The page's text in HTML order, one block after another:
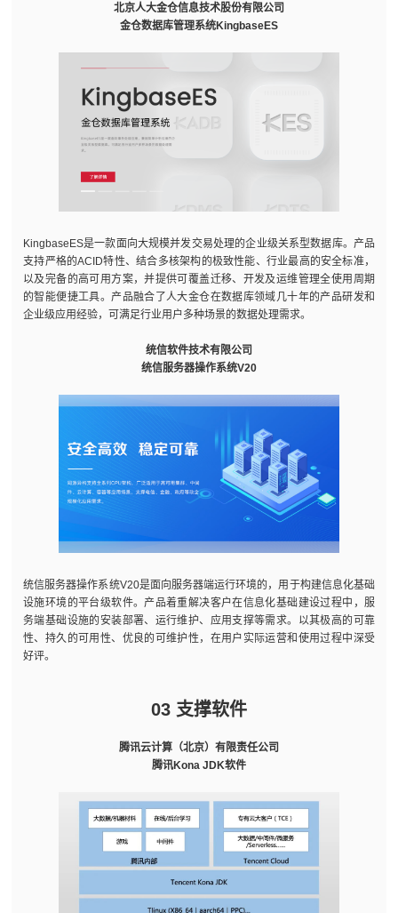
北京人大金仓信息技术股份有限公司
金仓数据库管理系统KingbaseES
KingbaseES是一款面向大规模并发交易处理的企业级关系型数据库。产品
支持严格的ACID特性、结合多核架构的极致性能、行业最高的安全标准，
以及完备的高可用方案，并提供可覆盖迁移、开发及运维管理全使用周期
的智能便捷工具。产品融合了人大金仓在数据库领域几十年的产品研发和
企业级应用经验，可满足行业用户多种场景的数据处理需求。
统信软件技术有限公司
统信服务器操作系统V20
统信服务器操作系统V20是面向服务器端运行环境的，用于构建信息化基础
设施环境的平台级软件。产品着重解决客户在信息化基础建设过程中，服
务端基础设施的安装部署、运行维护、应用支撑等需求。以其极高的可靠
性、持久的可用性、优良的可维护性，在用户实际运营和使用过程中深受
好评。
03 支撑软件
腾讯云计算（北京）有限责任公司
腾讯Kona JDK软件